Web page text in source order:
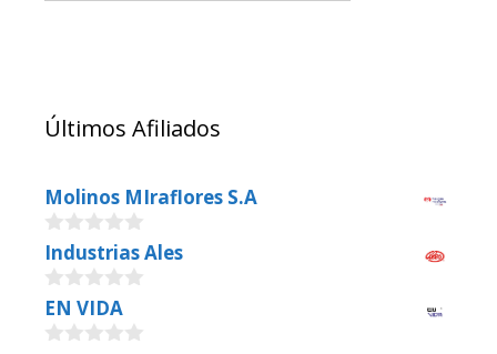
Últimos Afiliados
Molinos MIraflores S.A
0
o
u
t
o
f
Industrias Ales
0
o
u
EN VIDA